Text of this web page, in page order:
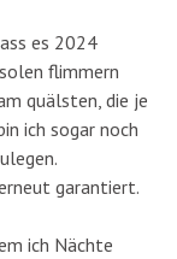
es 2024
flimmern
quälsten, die je
ich sogar noch
garantiert.
ich Nächte